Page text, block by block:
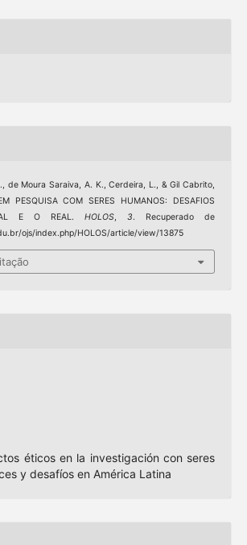
de Moura Saraiva, A. K., Cerdeira, L., & Gil Cabrito,
PESQUISA COM SERES HUMANOS: DESAFIOS
E O REAL.HOLOS,3. Recuperado de
ojs/index.php/HOLOS/article/view/13875
éticos en la investigación con seres
y desafíos en América Latina